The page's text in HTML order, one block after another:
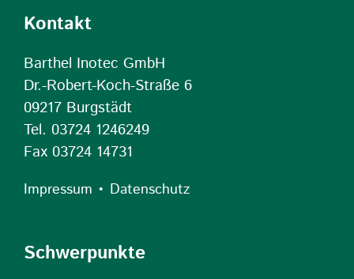
Kontakt
Barthel Inotec GmbH
Dr.-Robert-Koch-Straße 6
09217 Burgstädt
Tel. 03724 1246249
Fax 03724 14731
Impressum • Datenschutz
Schwerpunkte